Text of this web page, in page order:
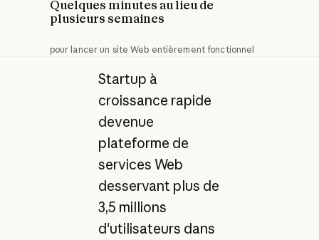
Quelques minutes au lieu de
plusieurs semaines
pour lancer un site Web entièrement fonctionnel
Startup à
croissance rapide
devenue
plateforme de
services Web
desservant plus de
3,5 millions
d'utilisateurs dans